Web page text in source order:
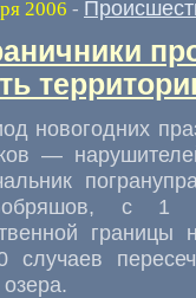
2006 -
новогодних
—
с 1
случаев
озера.